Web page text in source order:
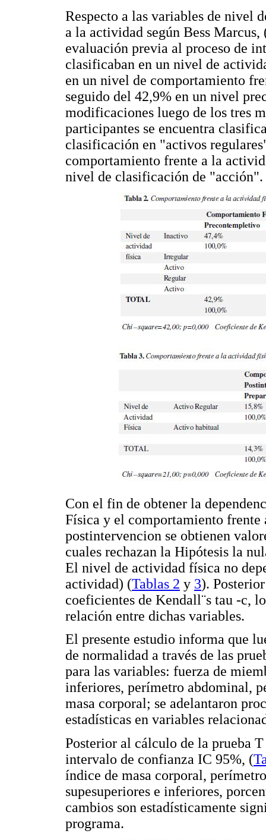
Respecto a las variables de nivel
a la actividad según Bess Marcus,
evaluación previa al proceso de
clasificaban en un nivel de
en un nivel de comportamiento
seguido del 42,9% en un nivel
modificaciones luego de los tres
participantes se encuentra
clasificación en "activos
comportamiento frente a la
nivel de clasificación de "acción".
Con el fin de obtener la
Física y el comportamiento
postintervencion se obtienen
cuales rechazan la Hipótesis la
El nivel de actividad física no
actividad) (Tablas 2 y 3).
coeficientes de Kendall¨s tau -c,
relación entre dichas variables.
El presente estudio informa que
de normalidad a través de las
para las variables: fuerza de
inferiores, perímetro abdominal,
masa corporal; se adelantaron
estadísticas en variables
Posterior al cálculo de la prueba
intervalo de confianza IC 95%, (
índice de masa corporal,
supesuperiores e inferiores,
cambios son estadísticamente
programa.